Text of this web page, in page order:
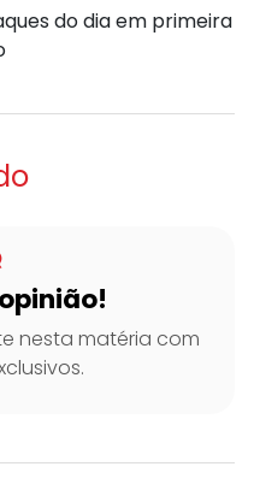
do dia em primeira
nesta matéria com